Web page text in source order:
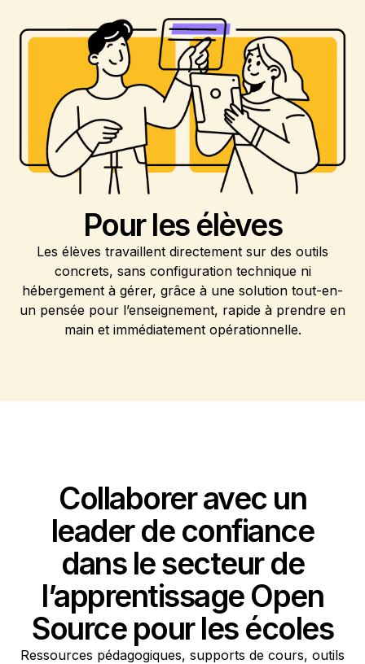
Pourles élèves
Les élèves travaillent directement sur des outils
concrets, sans configuration technique ni
hébergement à gérer, grâce à une solution tout-en-
un pensée pour l’enseignement, rapide à prendre en
main et immédiatement opérationnelle.
Collaborer avec un
leader de confiance
dans le secteur de
l’apprentissage Open
Source pour les écoles
Ressources pédagogiques, supports de cours, outils